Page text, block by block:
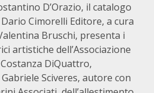
D’Orazio, il catalogo
Cimorelli Editore, a cura
Bruschi, presenta i
artistiche dell’Associazione
DiQuattro,
Sciveres, autore con